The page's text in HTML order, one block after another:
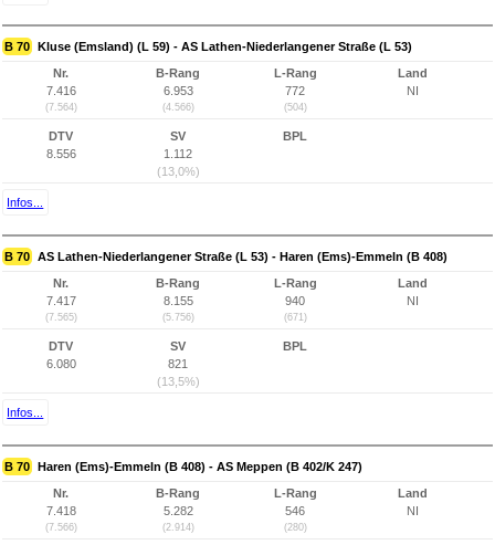
B 70 Kluse (Emsland) (L 59) - AS Lathen-Niederlangener Straße (L 53)
Nr.
7.416
(7.564)
B-Rang
6.953
(4.566)
L-Rang
772
(504)
Land
NI
DTV
8.556
SV
1.112
(13,0%)
BPL
Infos...
B 70 AS Lathen-Niederlangener Straße (L 53) - Haren (Ems)-Emmeln (B 408)
Nr.
7.417
(7.565)
B-Rang
8.155
(5.756)
L-Rang
940
(671)
Land
NI
DTV
6.080
SV
821
(13,5%)
BPL
Infos...
B 70 Haren (Ems)-Emmeln (B 408) - AS Meppen (B 402/K 247)
Nr.
7.418
(7.566)
B-Rang
5.282
(2.914)
L-Rang
546
(280)
Land
NI